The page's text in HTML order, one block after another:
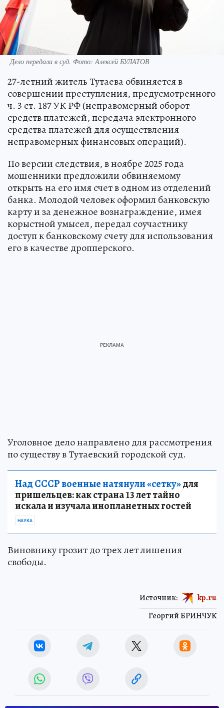
Дело передали в суд. Фото: Алексей БУЛАТОВ
27-летний житель Тутаева обвиняется в
совершении преступления, предусмотренного
ч. 3 ст. 187 УК РФ (неправомерный оборот
средств платежей, передача электронного
средства платежей для осуществления
неправомерных финансовых операций).
По версии следствия, в ноябре 2025 года
мошенники предложили обвиняемому
открыть на его имя счет в одном из отделений
банка. Молодой человек оформил банковскую
карту и за денежное вознаграждение, имея
корыстной умысел, передал соучастнику
доступ к банковскому счету для использования
его в качестве дропперского.
Уголовное дело направлено для рассмотрения
по существу в Тутаевский городской суд.
Над СССР военные натянули «сетку»для
пришельцев: как страна 13 лет тайно
искала и изучала инопланетных гостей
НАУКА
Виновнику грозит до трех лет лишения
свободы.
Георгий БРИНЧУК
Источник: kp.ru